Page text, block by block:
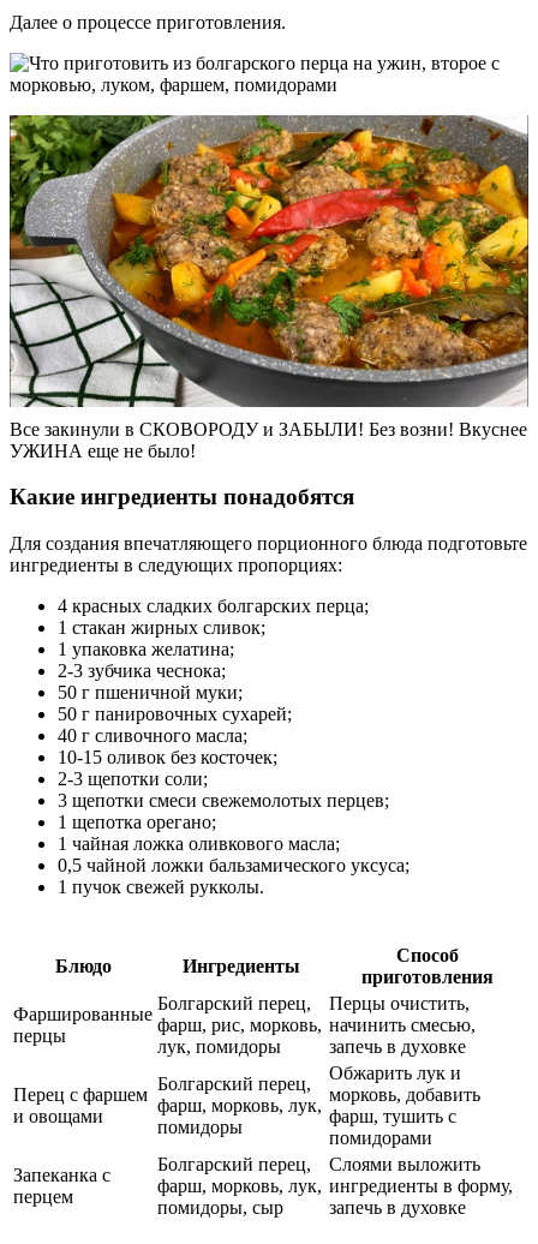
Далее о процессе приготовления.
Все закинули в СКОВОРОДУ и ЗАБЫЛИ! Без возни! Вкуснее
УЖИНА еще не было!
Какие ингредиенты понадобятся
Для создания впечатляющего порционного блюда подготовьте
ингредиенты в следующих пропорциях:
4 красных сладких болгарских перца;
1 стакан жирных сливок;
1 упаковка желатина;
2-3 зубчика чеснока;
50 г пшеничной муки;
50 г панировочных сухарей;
40 г сливочного масла;
10-15 оливок без косточек;
2-3 щепотки соли;
3 щепотки смеси свежемолотых перцев;
1 щепотка орегано;
1 чайная ложка оливкового масла;
0,5 чайной ложки бальзамического уксуса;
1 пучок свежей рукколы.
Блюдо Ингредиенты
Способ
приготовления
Фаршированные
перцы
Болгарский перец,
фарш, рис, морковь,
лук, помидоры
Перцы очистить,
начинить смесью,
запечь в духовке
Перец с фаршем
и овощами
Болгарский перец,
фарш, морковь, лук,
помидоры
Обжарить лук и
морковь, добавить
фарш, тушить с
помидорами
Запеканка с
перцем
Болгарский перец,
фарш, морковь, лук,
помидоры, сыр
Слоями выложить
ингредиенты в форму,
запечь в духовке